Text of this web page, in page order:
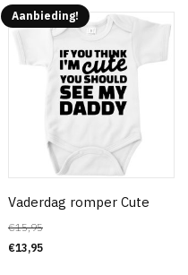
Aanbieding!
Vaderdag romper Cute
€15,95
€13,95